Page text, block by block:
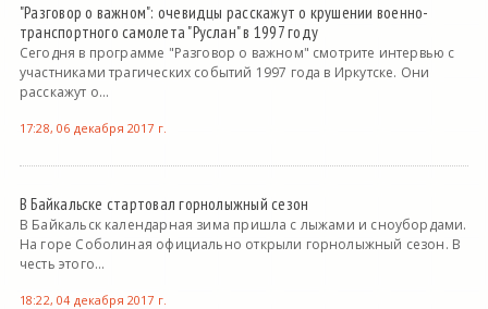
"Разговор о важном": очевидцы расскажут о крушении военно-
транспортного самолета "Руслан" в 1997 году
Сегодня в программе "Разговор о важном" смотрите интервью с
участниками трагических событий 1997 года в Иркутске. Они
расскажут о...
17:28, 06 декабря 2017 г.
В Байкальске стартовал горнолыжный сезон
В Байкальск календарная зима пришла с лыжами и сноубордами.
На горе Соболиная официально открыли горнолыжный сезон. В
честь этого...
18:22, 04 декабря 2017 г.